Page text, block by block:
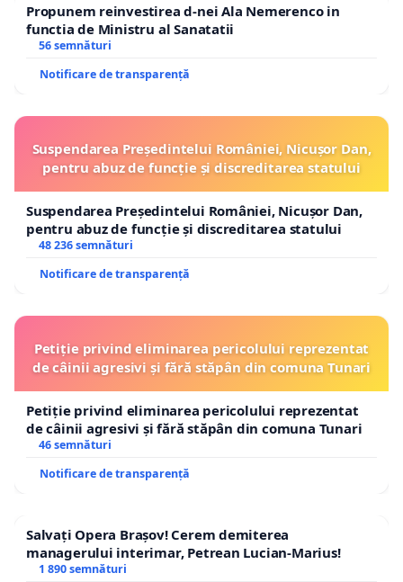
Propunem reinvestirea d-nei Ala Nemerenco in
functia de Ministru al Sanatatii
56 semnături
Notificare de transparență
Suspendarea Președintelui României, Nicușor Dan,
pentru abuz de funcție și discreditarea statului
Suspendarea Președintelui României, Nicușor Dan,
pentru abuz de funcție și discreditarea statului
48 236 semnături
Notificare de transparență
Petiție privind eliminarea pericolului reprezentat
de câinii agresivi și fără stăpân din comuna Tunari
Petiție privind eliminarea pericolului reprezentat
de câinii agresivi și fără stăpân din comuna Tunari
46 semnături
Notificare de transparență
Salvați Opera Brașov! Cerem demiterea
managerului interimar, Petrean Lucian-Marius!
1 890 semnături